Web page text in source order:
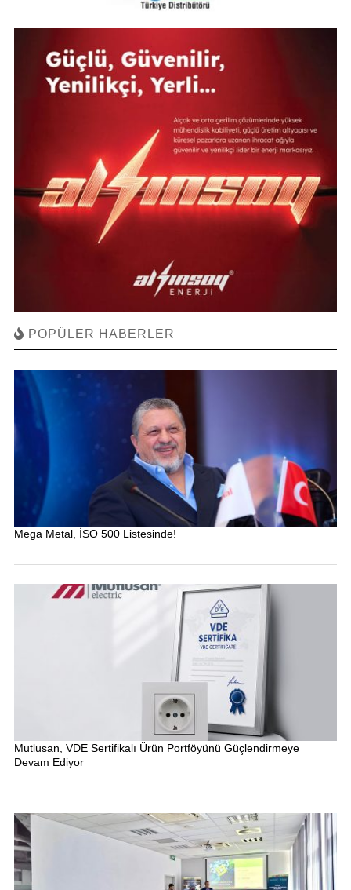
POPÜLER HABERLER
Mega Metal, İSO 500 Listesinde!
Mutlusan, VDE Sertifikalı Ürün Portföyünü Güçlendirmeye
Devam Ediyor